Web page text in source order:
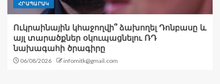
ՀՐԱՊԱՐԱԿ
Ուկրաինային կհաջողվի՞ ձախողել Դոնբասը և
այլ տարածքներ օկուպացնելու ՌԴ
նախագահի ծրագիրը
06/08/2026 infomitk@gmail.com